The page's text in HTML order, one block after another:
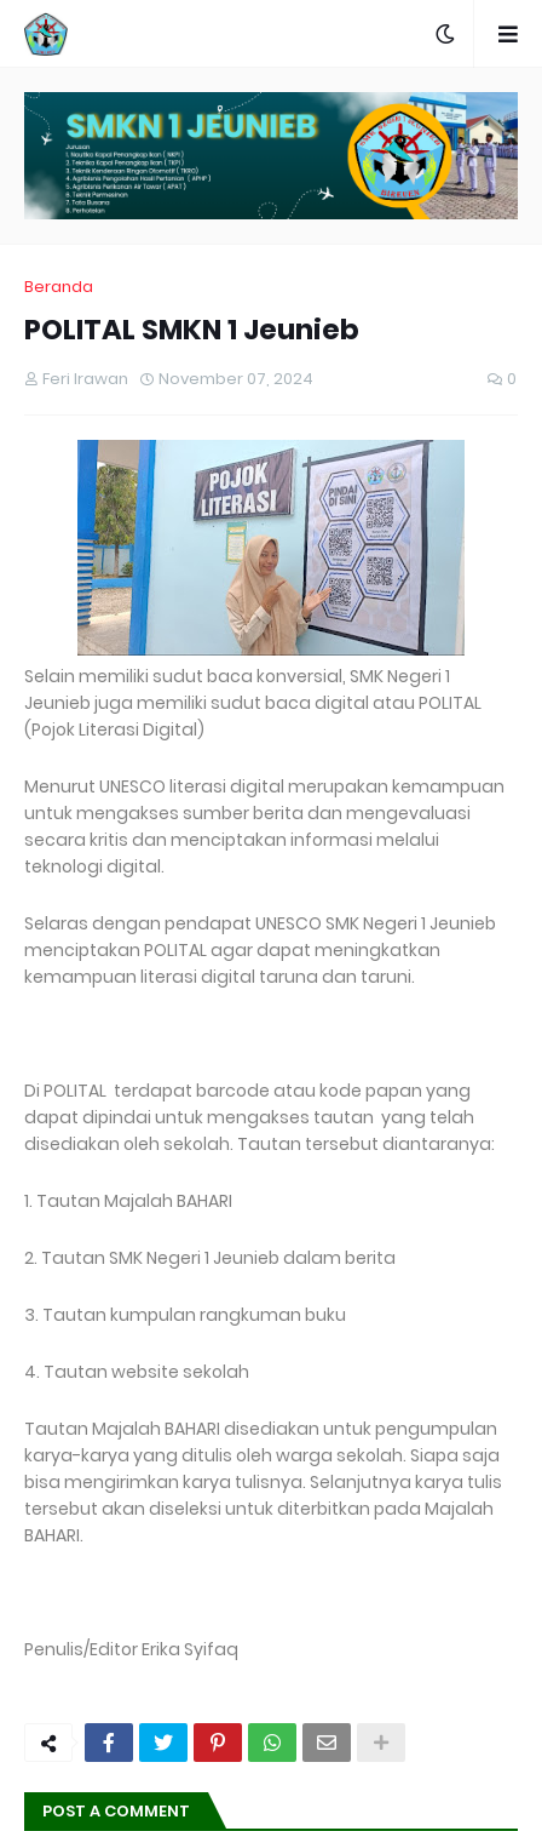
Beranda
POLITAL SMKN 1 Jeunieb
Feri Irawan November 07, 2024 0
Selain memiliki sudut baca konversial, SMK Negeri 1
Jeunieb juga memiliki sudut baca digital atau POLITAL
(Pojok Literasi Digital)
Menurut UNESCO literasi digital merupakan kemampuan
untuk mengakses sumber berita dan mengevaluasi
secara kritis dan menciptakan informasi melalui
teknologi digital.
Selaras dengan pendapat UNESCO SMK Negeri 1 Jeunieb
menciptakan POLITAL agar dapat meningkatkan
kemampuan literasi digital taruna dan taruni.
Di POLITAL terdapat barcode atau kode papan yang
dapat dipindai untuk mengakses tautan yang telah
disediakan oleh sekolah. Tautan tersebut diantaranya:
1. Tautan Majalah BAHARI
2. Tautan SMK Negeri 1 Jeunieb dalam berita
3. Tautan kumpulan rangkuman buku
4. Tautan website sekolah
Tautan Majalah BAHARI disediakan untuk pengumpulan
karya-karya yang ditulis oleh warga sekolah. Siapa saja
bisa mengirimkan karya tulisnya. Selanjutnya karya tulis
tersebut akan diseleksi untuk diterbitkan pada Majalah
BAHARI.
Penulis/Editor Erika Syifaq
POST A COMMENT